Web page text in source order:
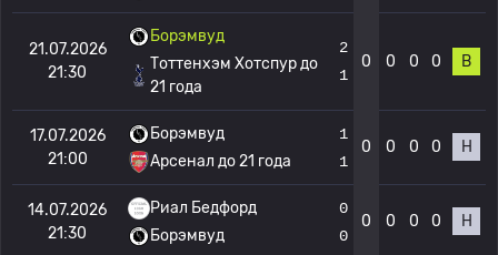
21.07.2026
21:30
Борэмвуд
Тоттенхэм Хотспур до
21 года
2
1
0 0 0 0 В
17.07.2026
21:00
Борэмвуд
Арсенал до 21 года
1
1
0 0 0 0 Н
14.07.2026
21:30
Риал Бедфорд
Борэмвуд
0
0
0 0 0 0 Н